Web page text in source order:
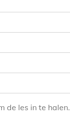
de les in te halen.